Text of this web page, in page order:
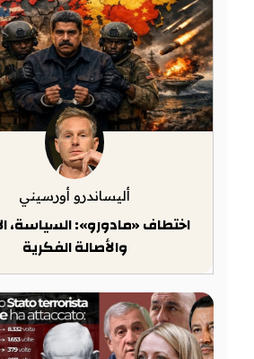
أليساندرو أورسيني
اختطاف «مادورو»: السياسة،
والأصالة الفكرية